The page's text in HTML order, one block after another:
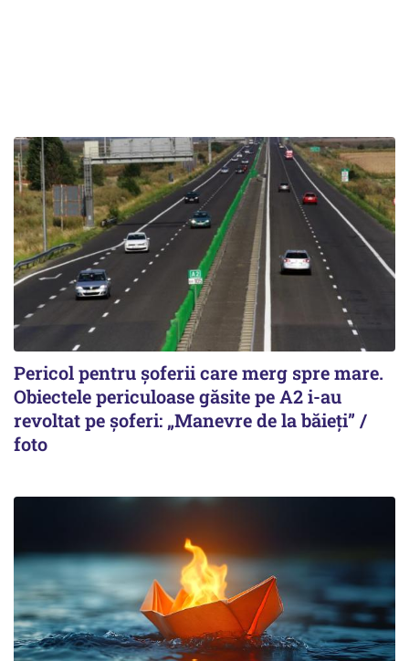
Pericol pentru șoferii care merg spre mare.
Obiectele periculoase găsite pe A2 i-au
revoltat pe șoferi: „Manevre de la băieți” /
foto